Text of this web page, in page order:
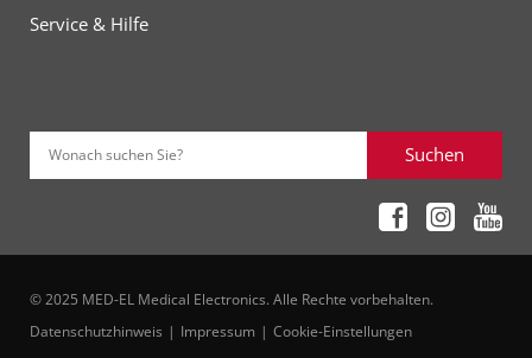
Service & Hilfe
Wonach suchen Sie? Suchen
© 2025 MED-EL Medical Electronics. Alle Rechte vorbehalten.
Datenschutzhinweis
Impressum Cookie-Einstellungen